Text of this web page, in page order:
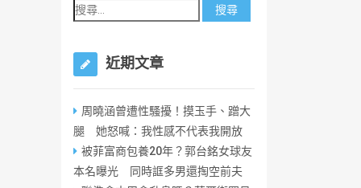
近期文章
周曉涵曾遭性騷擾！摸玉手、蹭大
腿 她怒喊：我性感不代表我開放
被菲富商包養20年？郭台銘女球友
本名曝光 同時誆多男還掏空前夫